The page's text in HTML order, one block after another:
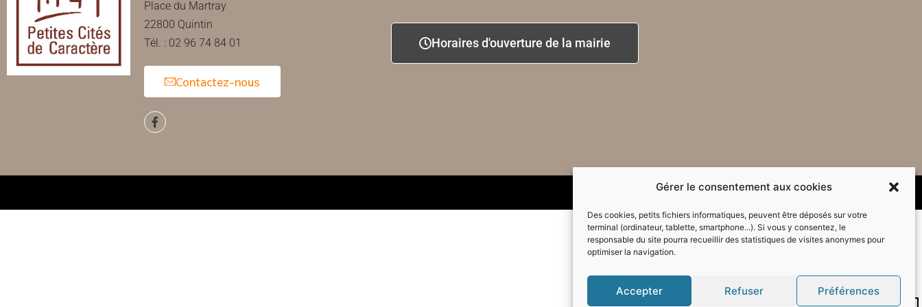
Gérer le consentement aux cookies
Des cookies, petits fichiers informatiques, peuvent être déposés sur votre
terminal (ordinateur, tablette, smartphone...). Si vous y consentez, le
responsable du site pourra recueillir des statistiques de visites anonymes pour
optimiser la navigation.
Accepter Refuser Préférences
Place du Martray
22800 Quintin
Tél. : 02 96 74 84 01
Contactez-nous
Horaires d'ouverture de la mairie